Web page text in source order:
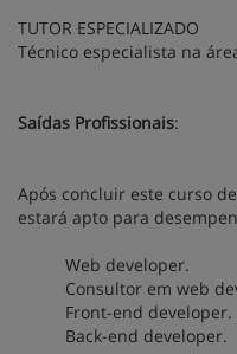
TUTOR ESPECIALIZADO
Técnico especialista na
Saídas Profissionais:
Após concluir este curso
estará apto para
Web developer.
Consultor em web
Front-end developer.
Back-end developer.